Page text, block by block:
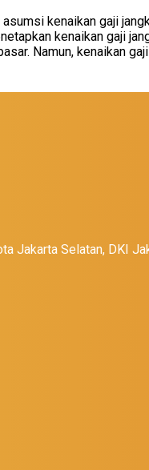
kenaikan gaji
kenaikan gaji
Namun, kenaikan
Jakarta Selatan, DKI